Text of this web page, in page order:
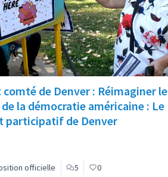
comté de Denver : Réimaginer le
la démocratie américaine : Le
participatif de Denver
officielle 5 0